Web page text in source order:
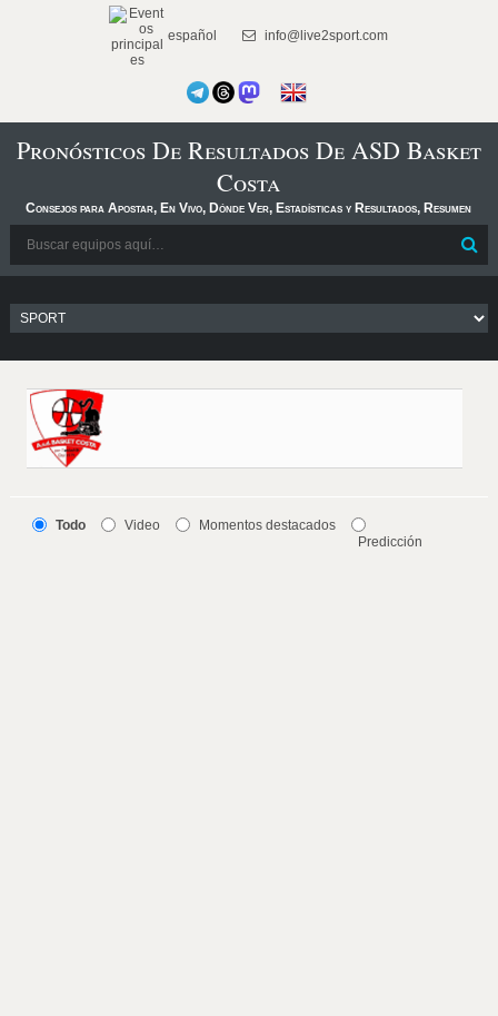
español info@live2sport.com
Pronósticos De Resultados De ASD Basket
Costa
Consejos para Apostar, En Vivo, Dónde Ver, Estadísticas y Resultados, Resumen
Todo Video
Momentos destacados
Predicción